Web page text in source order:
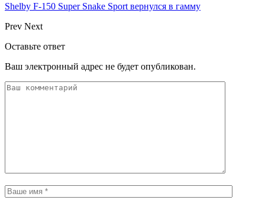
Shelby F-150 Super Snake Sport вернулся в гамму
Prev Next
Оставьте ответ
Ваш электронный адрес не будет опубликован.